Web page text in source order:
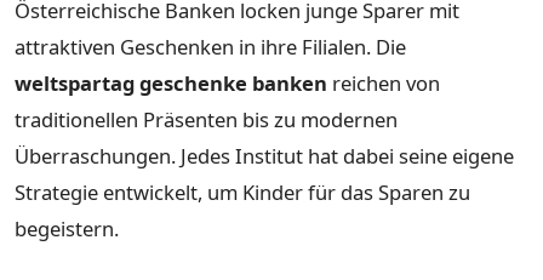
Österreichische Banken locken junge Sparer mit
attraktiven Geschenken in ihre Filialen. Die
weltspartag geschenke banken reichen von
traditionellen Präsenten bis zu modernen
Überraschungen. Jedes Institut hat dabei seine eigene
Strategie entwickelt, um Kinder für das Sparen zu
begeistern.